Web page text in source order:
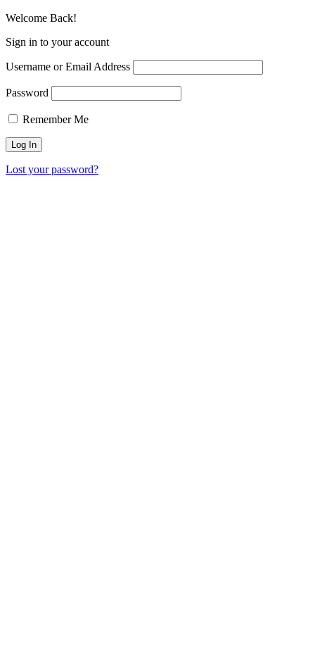
Welcome Back!
Sign in to your account
Username or Email Address
Password
Remember Me
Lost your password?